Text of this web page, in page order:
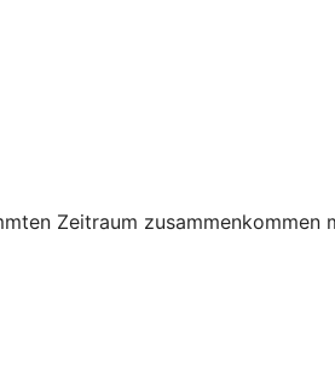
Zeitraum zusammenkommen